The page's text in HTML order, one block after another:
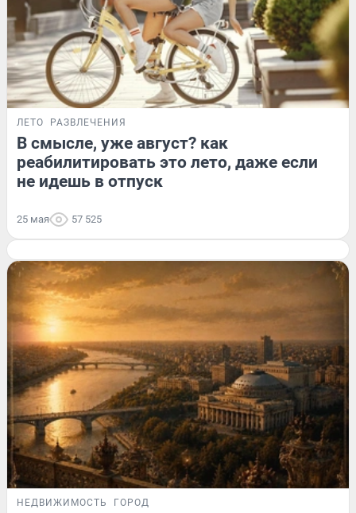
ЛЕТО РАЗВЛЕЧЕНИЯ
В смысле, уже август? как
реабилитировать это лето, даже если
не идешь в отпуск
25 мая 57 525
НЕДВИЖИМОСТЬ ГОРОД